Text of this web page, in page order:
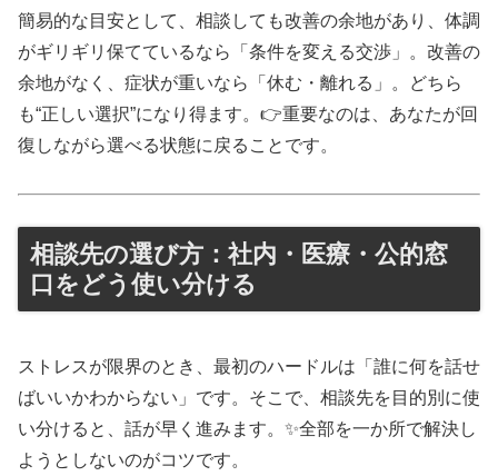
簡易的な目安として、相談しても改善の余地があり、体調
がギリギリ保てているなら「条件を変える交渉」。改善の
余地がなく、症状が重いなら「休む・離れる」。どちら
も“正しい選択”になり得ます。👉重要なのは、あなたが回
復しながら選べる状態に戻ることです。
相談先の選び方：社内・医療・公的窓
口をどう使い分ける
ストレスが限界のとき、最初のハードルは「誰に何を話せ
ばいいかわからない」です。そこで、相談先を目的別に使
い分けると、話が早く進みます。✨全部を一か所で解決し
ようとしないのがコツです。